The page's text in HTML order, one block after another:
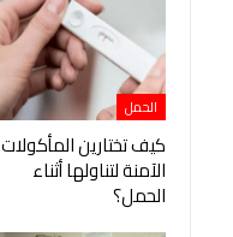
الحمل
كيف تختارين المأكولات
الآمنة لتناولها أثناء
الحمل؟